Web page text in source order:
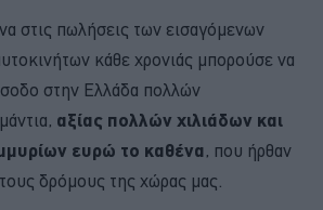
στις πωλήσεις των εισαγόμενων
κάθε χρονιάς μπορούσε να
στην Ελλάδα πολλών
αξίας πολλών χιλιάδων και
ευρώ το καθένα, που ήρθαν
δρόμους της χώρας μας.